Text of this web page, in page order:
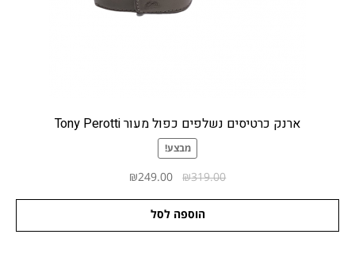
ארנק כרטיסים נשלפים כפול מעור Tony Perotti
מבצע!
₪319.00
המחיר
היה:
₪319.00.
₪249.00
₪249.00.
הוספה לסל